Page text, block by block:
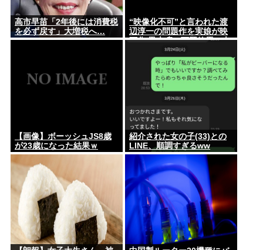
高市早苗「2年後には消費税
を必ず戻す」大増税へ…
“映像化不可”と言われた渡
辺淳一の問題作を実娘が映
画化 黒木瞳、西岡徳馬、吉
田羊が出演
【画像】ボーッシュJS8歳
が23歳になった結果ｗ
紹介された女の子(33)との
LINE、順調すぎるww